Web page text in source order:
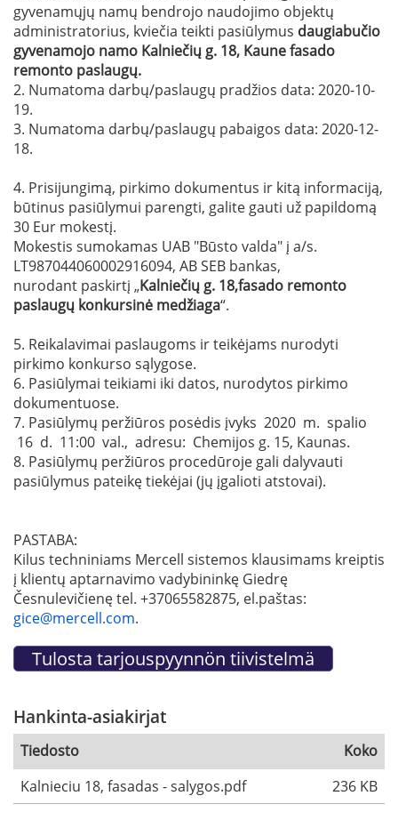
gyvenamųjų namų bendrojo naudojimo objektų
administratorius, kviečia teikti pasiūlymus daugiabučio
gyvenamojo namo Kalniečių g. 18, Kaune fasado
remonto paslaugų.
2. Numatoma darbų/paslaugų pradžios data: 2020-10-
19.
3. Numatoma darbų/paslaugų pabaigos data: 2020-12-
18.
4. Prisijungimą, pirkimo dokumentus ir kitą informaciją,
būtinus pasiūlymui parengti, galite gauti už papildomą
30 Eur mokestį.
Mokestis sumokamas UAB "Būsto valda" į a/s.
LT987044060002916094, AB SEB bankas,
nurodant paskirtį „Kalniečių g. 18,fasado remonto
paslaugų konkursinė medžiaga“.
5. Reikalavimai paslaugoms ir teikėjams nurodyti
pirkimo konkurso sąlygose.
6. Pasiūlymai teikiami iki datos, nurodytos pirkimo
dokumentuose.
7. Pasiūlymų peržiūros posėdis įvyks 2020 m. spalio
16 d. 11:00 val., adresu: Chemijos g. 15, Kaunas.
8. Pasiūlymų peržiūros procedūroje gali dalyvauti
pasiūlymus pateikę tiekėjai (jų įgalioti atstovai).
PASTABA:
Kilus techniniams Mercell sistemos klausimams kreiptis
į klientų aptarnavimo vadybininkę Giedrę
Česnulevičienę tel. +37065582875, el.paštas:
gice@mercell.com.
Hankinta-asiakirjat
Tiedosto
Koko
Kalnieciu 18, fasadas - salygos.pdf
236 KB